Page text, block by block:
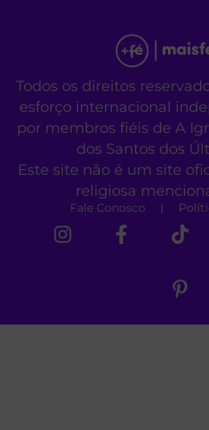
Todos os direitos
esforço internacional
por membros fiéis de A
dos Santos dos
Este site não é um site
religiosa
Fale Conosco